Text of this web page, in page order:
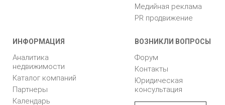
Медийная реклама
PR продвижение
ИНФОРМАЦИЯ
Аналитика
недвижимости
Каталог компаний
Партнеры
Календарь
ВОЗНИКЛИ ВОПРОСЫ
Форум
Контакты
Юридическая
консультация